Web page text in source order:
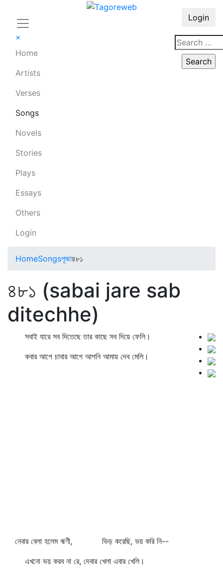
×
Home
Artists
Verses
Songs
Novels
Stories
Plays
Essays
Others
Login
Login
HomeSongsপূজা৪৮১
৪৮১ (sabai jare sab
ditechhe)
সবাই যারে সব দিতেছে তার কাছে সব দিয়ে ফেলি।
কবার আগে চাবার আগে আপনি আমায় দেব মেলি।
নেবার বেলা হলেম ঋণী, ভিড় করেছি, ভয় করি নি--
এখনো ভয় করব না রে, দেবার খেলা এবার খেলি।